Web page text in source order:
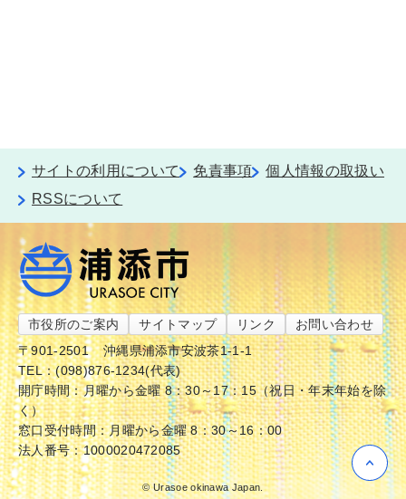
サイトの利用について 免責事項
個人情報の取扱い
RSSについて
市役所のご案内 サイトマップ リンク
お問い合わせ
〒901-2501
沖縄県浦添市安波茶1-1-1
TEL：(098)876-1234(代表)
開庁時間：月曜から金曜 8：30～17：15（祝日・年末年始を除
く）
窓口受付時間：月曜から金曜 8：30～16：00
法人番号：1000020472085
© Urasoe okinawa Japan.